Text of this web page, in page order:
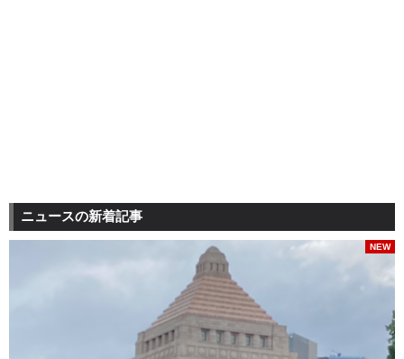
ニュースの新着記事
NEW